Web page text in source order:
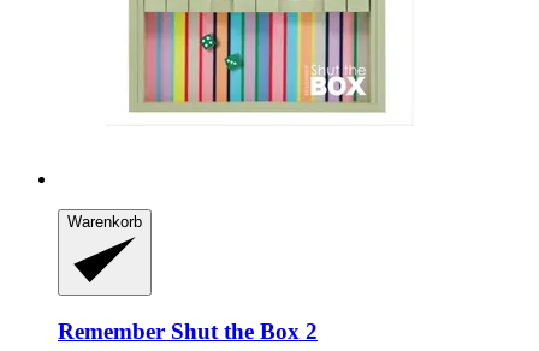
Warenkorb
Remember Shut the Box 2